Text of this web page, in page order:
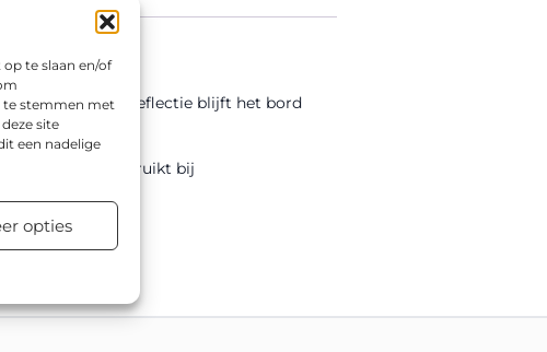
te slaan en/of
te stemmen met
site
een nadelige
opties
de klasse III reflectie blijft het bord
wordt veel gebruikt bij
plaatsen.